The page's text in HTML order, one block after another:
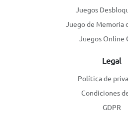
Juegos
Juego de Memoria
Juegos Online
Legal
Política de
Condiciones
GDPR